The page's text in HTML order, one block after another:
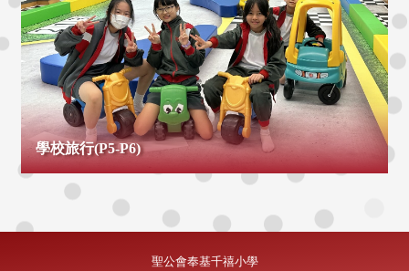
學校旅行(P5-P6)
聖公會奉基千禧小學